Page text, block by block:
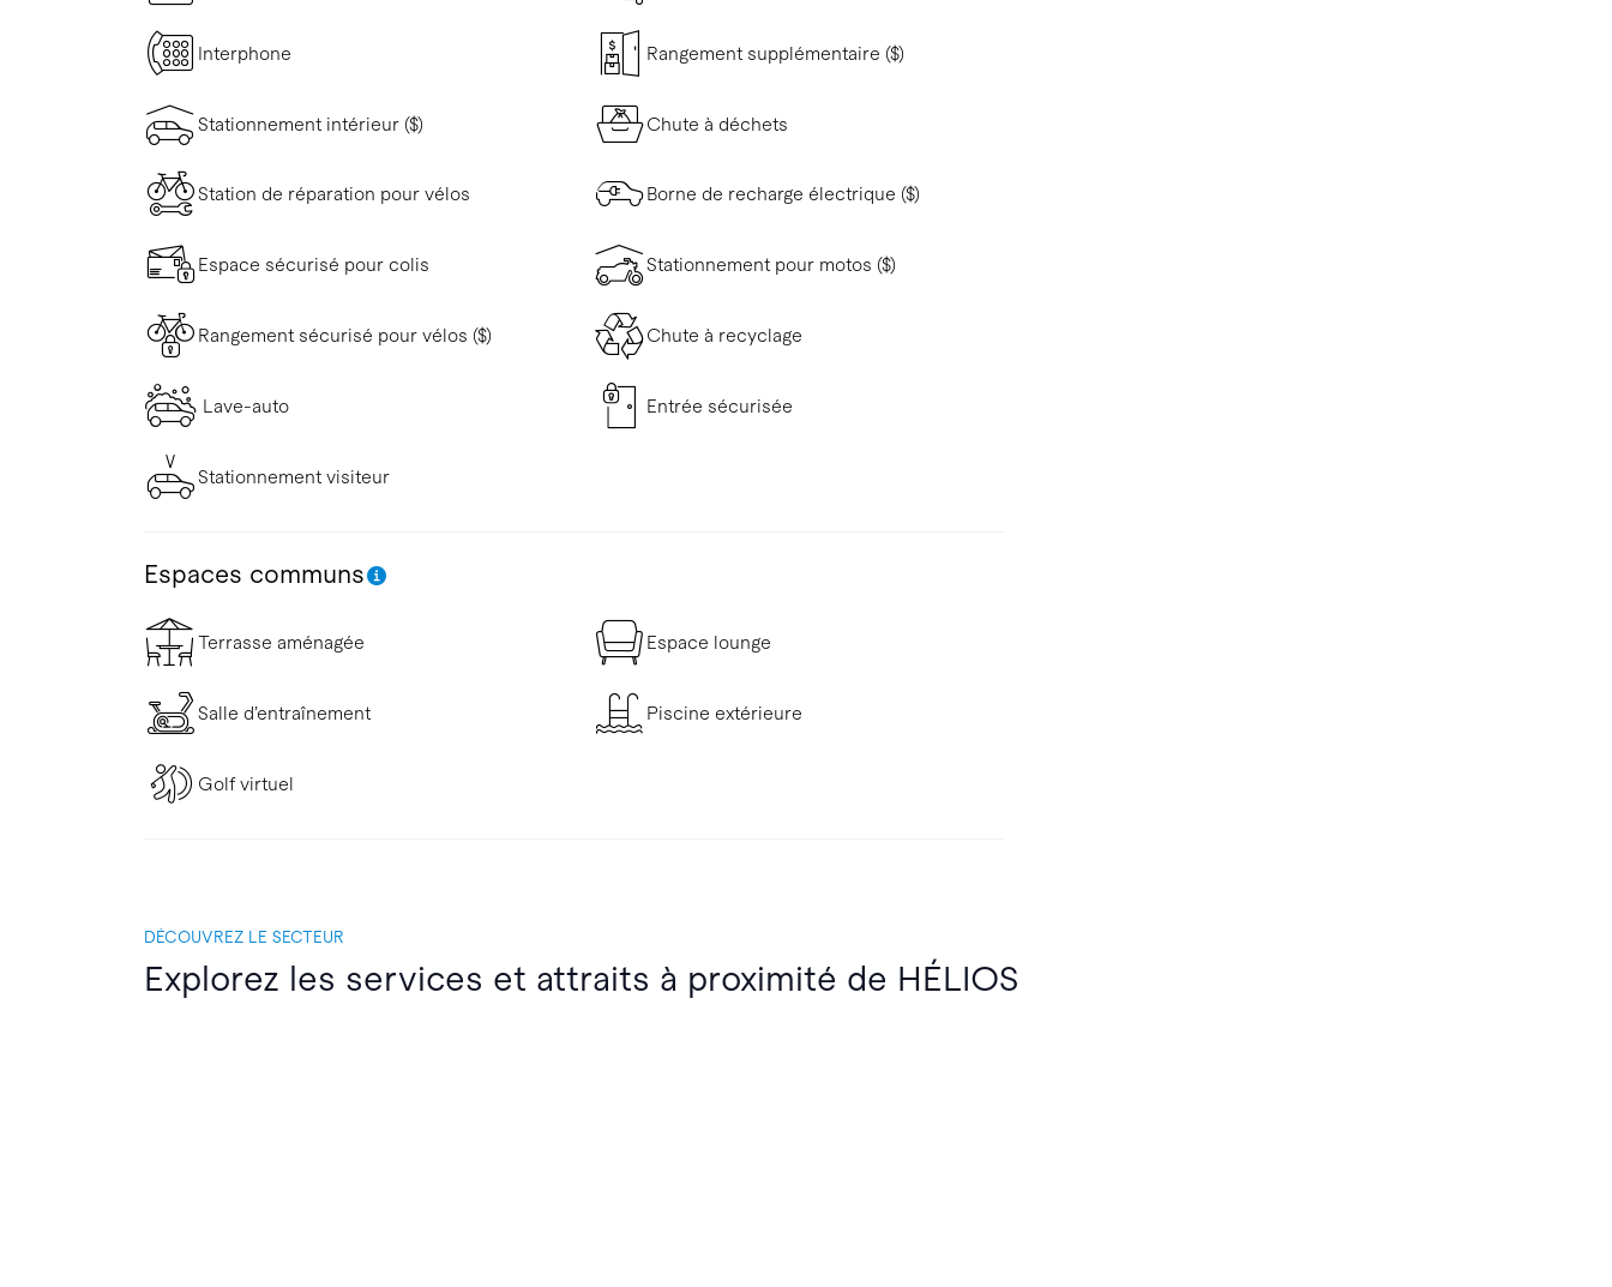
Interphone Rangement supplémentaire ($)
Stationnement intérieur ($) Chute à déchets
Station de réparation pour vélos Borne de recharge électrique ($)
Espace sécurisé pour colis Stationnement pour motos ($)
Rangement sécurisé pour vélos ($) Chute à recyclage
Lave-auto Entrée sécurisée
Stationnement visiteur
Espaces communs
Terrasse aménagée Espace lounge
Salle d’entraînement Piscine extérieure
Golf virtuel
DÉCOUVREZ LE SECTEUR
Explorez les services et attraits à proximité de HÉLIOS